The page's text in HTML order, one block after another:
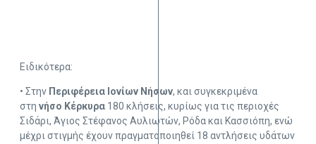
Ειδικότερα:
• Στην Περιφέρεια Ιονίων Νήσων, και συγκεκριμένα
στη νήσο Κέρκυρα 180 κλήσεις, κυρίως για τις περιοχές
Σιδάρι, Άγιος Στέφανος Αυλιωτών, Ρόδα και Κασσιόπη, ενώ
μέχρι στιγμής έχουν πραγματοποιηθεί 18 αντλήσεις υδάτων